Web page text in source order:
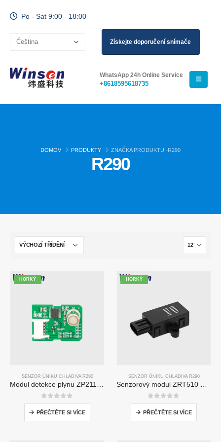
Po - Sat 9:00 - 18:00
Získejte doporučení snímače
WhatsApp 24h Online Service
+8618595618735
DOMOV PRODUKTY ZNAČKA PRODUKTU -R290
R290
HORKÝ
SENZOR ÚNIKU CHLADIVA R290
0z 5
PŘEČTĚTE SI VÍCE
HORKÝ
SENZOR ÚNIKU CHLADIVA R290
0z 5
PŘEČTĚTE SI VÍCE